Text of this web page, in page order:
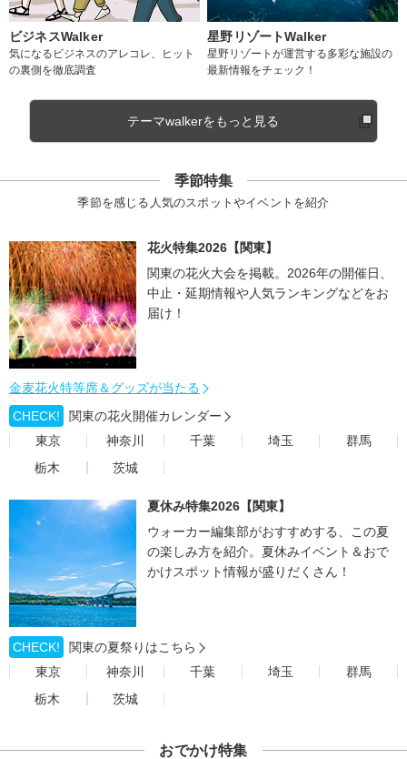
ビジネスWalker
気になるビジネスのアレコレ、ヒット
の裏側を徹底調査
星野リゾートWalker
星野リゾートが運営する多彩な施設の
最新情報をチェック！
テーマwalkerをもっと見る
季節特集
季節を感じる人気のスポットやイベントを紹介
花火特集2026【関東】
関東の花火大会を掲載。2026年の開催日、
中止・延期情報や人気ランキングなどをお
届け！
金麦花火特等席＆グッズが当たる
CHECK!
関東の花火開催カレンダー
東京
神奈川 千葉 埼玉
群馬
栃木
茨城
夏休み特集2026【関東】
ウォーカー編集部がおすすめする、この夏
の楽しみ方を紹介。夏休みイベント＆おで
かけスポット情報が盛りだくさん！
CHECK!
関東の夏祭りはこちら
東京
神奈川 千葉 埼玉
群馬
栃木
茨城
おでかけ特集